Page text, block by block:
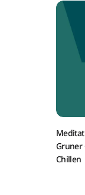
Gruner
Chillen